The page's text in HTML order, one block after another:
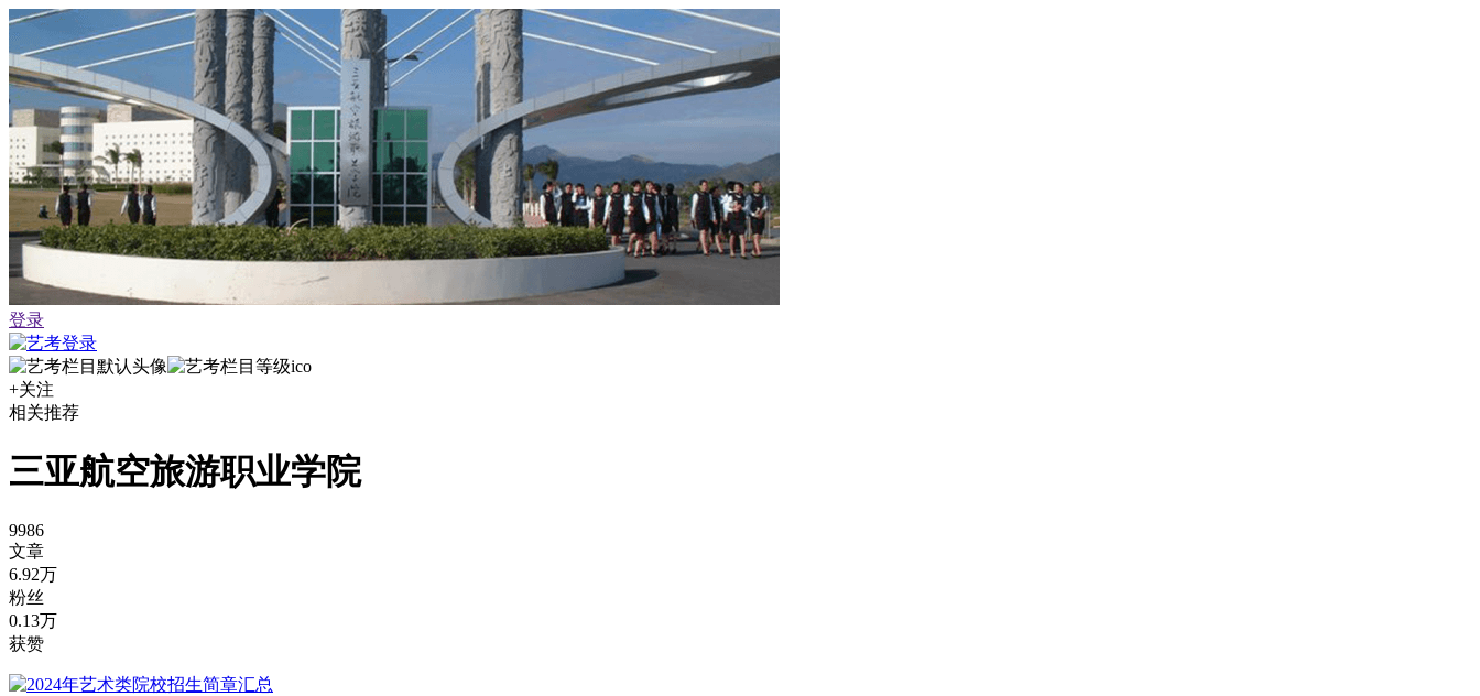
登录
+关注
相关推荐
三亚航空旅游职业学院
9986
文章
6.92万
粉丝
0.13万
获赞